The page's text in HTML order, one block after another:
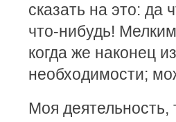
сказать на это: да
что-нибудь!
когда же наконец
необходимости;
Моя